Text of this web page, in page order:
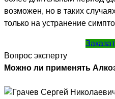
возможен, но в таких
только на устранение
Вопрос эксперту
Можно ли применять